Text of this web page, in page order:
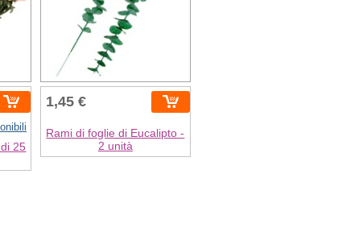
25
1,45 €
Rami di foglie di Eucalipto -
2 unità